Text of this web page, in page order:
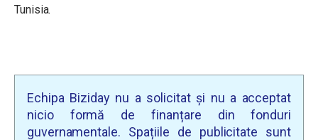
Tunisia.
Echipa Biziday nu a solicitat și nu a acceptat
nicio formă de finanțare din fonduri
guvernamentale. Spațiile de publicitate sunt